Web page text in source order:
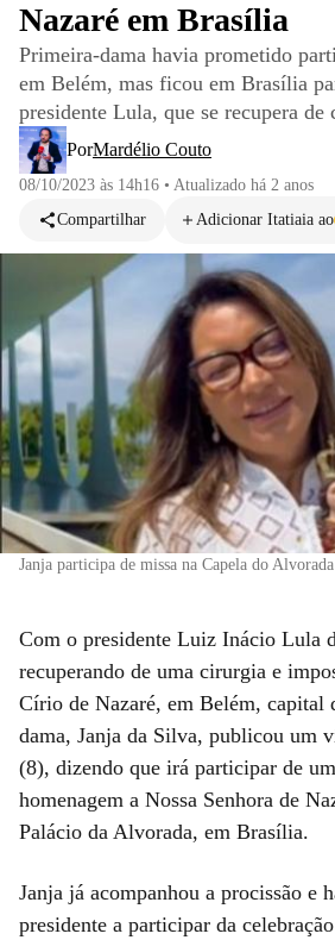
Nazaré em Brasília
Primeira-dama havia prometido
em Belém, mas ficou em Brasília
presidente Lula, que se recupera de
PorMardélio Couto
08/10/2023 às 14h16 • Atualizado há 2 anos
Compartilhar
Adicionar Itatiaia ao
Janja participa de missa na Capela do Alvorada
Com o presidente Luiz Inácio Lula
recuperando de uma cirurgia e
Círio de Nazaré, em Belém, capital
dama, Janja da Silva, publicou um
(8), dizendo que irá participar de
homenagem a Nossa Senhora de
Palácio da Alvorada, em Brasília.
Janja já acompanhou a procissão e
presidente a participar da